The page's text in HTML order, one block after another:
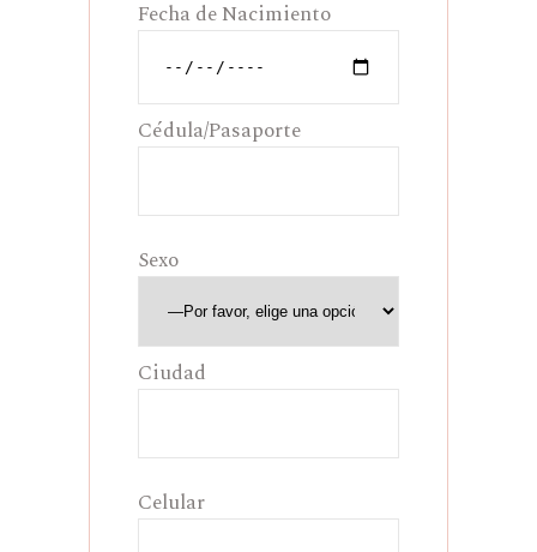
Fecha de Nacimiento
Cédula/Pasaporte
Sexo
Ciudad
Celular